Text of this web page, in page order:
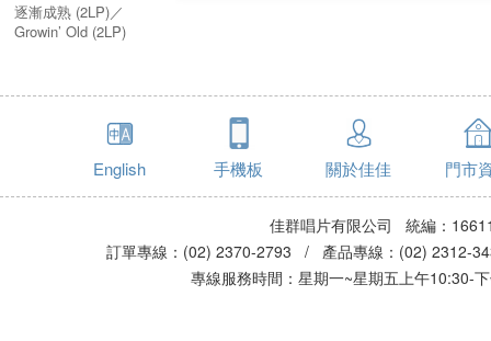
逐漸成熟 (2LP)／
Growin’ Old (2LP)
English 手機板 關於佳佳 門市
佳群唱片有限公司 統編：
訂單專線：(02) 2370-2793 / 產品專線：(02)
專線服務時間：星期一~星期五上午10:30-